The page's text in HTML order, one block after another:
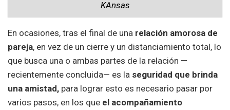
KAnsas
En ocasiones, tras el final de una relación amorosa de
pareja, en vez de un cierre y un distanciamiento total, lo
que busca una o ambas partes de la relación —
recientemente concluida— es la seguridad que brinda
una amistad, para lograr esto es necesario pasar por
varios pasos, en los que el acompañamiento